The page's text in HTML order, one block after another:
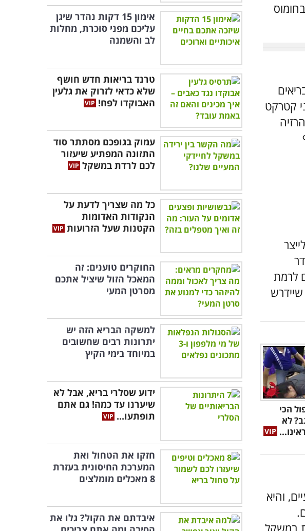
קטרקט
לרמת
הכי
לא
והיא
אימון 15 דקות נהדר שיגן
עליכם מפני סוכרת, מחלות
לב והשמנה
טרנד בריאות חדש חושף
שלא כדאי לזרוק את גלעין
האבוקדו לפח!
עמוק בגופכם מסתתר סוד
התזונה המפתיע שיעזור
לכם לרדת במשקל
כל מה שצריך לדעת על
הנקודות האדומות
הקטנות שעל הזרועות
החוקרים טוענים: זה
המאכל הזול שיציל אתכם
מסרטן המעי
למשקה הבריא הזה יש
יתרונות רבים שחשובים
במיוחד בימי הקיץ
ידוע שסלרי בריא, אבל לא
שיערנו עד כמה! גם אתם
תופתעו...
חזקו את הטחול ואת
המערכת החיסונית בעזרת
8 מאכלים מומלצים
איבדתם את הקול? גלו את